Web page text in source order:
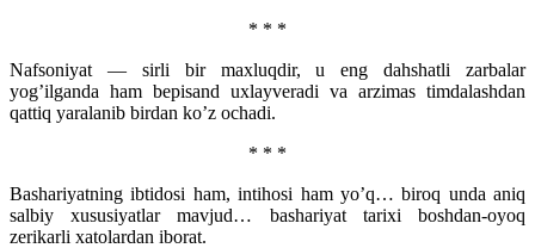
* * *
Nafsoniyat — sirli bir maxluqdir, u eng dahshatli zarbalar
yog’ilganda ham bepisand uxlayveradi va arzimas timdalashdan
qattiq yaralanib birdan ko’z ochadi.
* * *
Bashariyatning ibtidosi ham, intihosi ham yo’q… biroq unda aniq
salbiy xususiyatlar mavjud… bashariyat tarixi boshdan-oyoq
zerikarli xatolardan iborat.